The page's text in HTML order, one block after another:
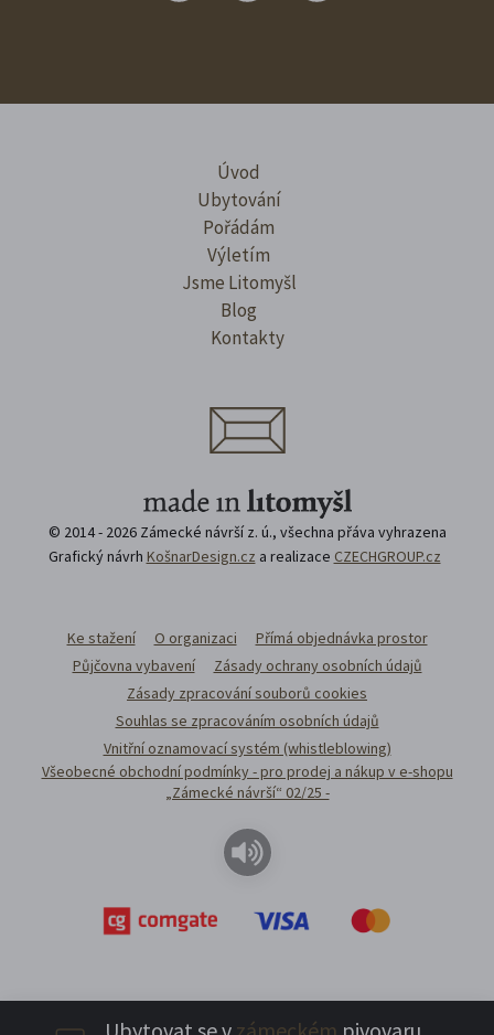
Úvod
Ubytování
Pořádám
Výletím
Jsme Litomyšl
Blog
Kontakty
© 2014 - 2026 Zámecké návrší z. ú., všechna přáva vyhrazena
Grafický návrh KošnarDesign.cz a realizace CZECHGROUP.cz
Ke stažení O organizaci
Přímá objednávka prostor
Půjčovna vybavení
Zásady ochrany osobních údajů
Zásady zpracování souborů cookies
Souhlas se zpracováním osobních údajů
Vnitřní oznamovací systém (whistleblowing)
Všeobecné obchodní podmínky - pro prodej a nákup v e-shopu
„Zámecké návrší“ 02/25 -